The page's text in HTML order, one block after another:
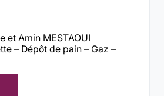
et Amin MESTAOUI
– Dépôt de pain – Gaz –